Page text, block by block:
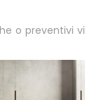
o preventivi vi